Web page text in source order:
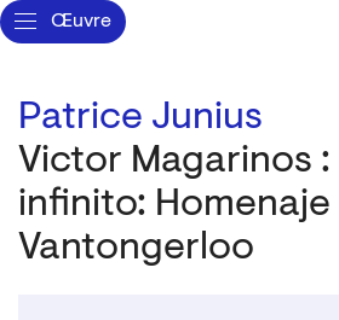
Œuvre
Patrice Junius
Victor Magarinos
infinito:
Vantongerloo